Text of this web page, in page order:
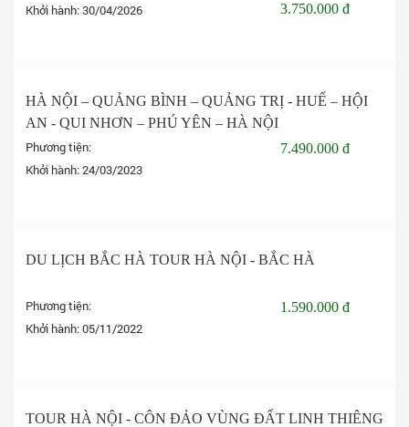
Khởi hành:30/04/2026 3.750.000 đ
HÀ NỘI – QUẢNG BÌNH – QUẢNG TRỊ - HUẾ – HỘI
AN - QUI NHƠN – PHÚ YÊN – HÀ NỘI
Phương tiện:
Khởi hành:24/03/2023
7.490.000 đ
DU LỊCH BẮC HÀ TOUR HÀ NỘI - BẮC HÀ
Phương tiện:
Khởi hành:05/11/2022
1.590.000 đ
TOUR HÀ NỘI - CÔN ĐẢO VÙNG ĐẤT LINH THIÊNG